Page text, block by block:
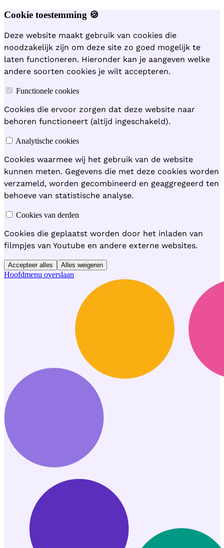
Cookie toestemming 🍪
Deze website maakt gebruik van cookies die
noodzakelijk zijn om deze site zo goed mogelijk te
laten functioneren. Hieronder kan je aangeven welke
andere soorten cookies je wilt accepteren.
Functionele cookies
Cookies die ervoor zorgen dat deze website naar
behoren functioneert (altijd ingeschakeld).
Analytische cookies
Cookies waarmee wij het gebruik van de website
kunnen meten. Gegevens die met deze cookies worden
verzameld, worden gecombineerd en geaggregeerd ten
behoeve van statistische analyse.
Cookies van derden
Cookies die geplaatst worden door het inladen van
filmpjes van Youtube en andere externe websites.
Accepteer alles Alles weigeren
Hoofdmenu overslaan